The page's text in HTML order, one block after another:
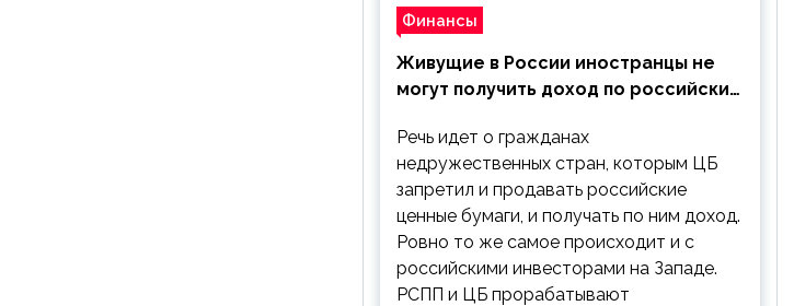
Финансы
Живущие в России иностранцы не
могут получить доход по российским
Речь идет о гражданах
недружественных стран, которым ЦБ
запретил и продавать российские
ценные бумаги, и получать по ним доход.
Ровно то же самое происходит и с
российскими инвесторами на Западе.
РСПП и ЦБ прорабатывают